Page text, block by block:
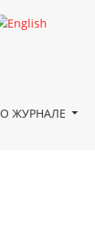
О ЖУРНАЛЕ